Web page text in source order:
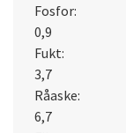
Fosfor:
0,9
Fukt:
3,7
Råaske:
6,7